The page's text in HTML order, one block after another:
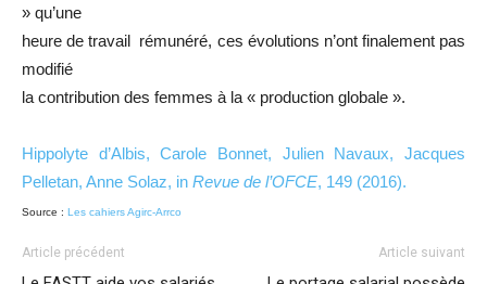
» qu’une
heure de travail rémunéré, ces évolutions n’ont finalement pas
modifié
la contribution des femmes à la « production globale ».
Hippolyte d’Albis, Carole Bonnet, Julien Navaux, Jacques
Pelletan, Anne Solaz, in Revue de l’OFCE, 149 (2016).
Source : Les cahiers Agirc-Arrco
Article précédent Article suivant